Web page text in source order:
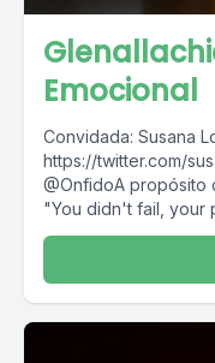
Emocional
Convidada: Susana
https://twitter.com/
@OnfidoA propósito
"You didn't fail, your